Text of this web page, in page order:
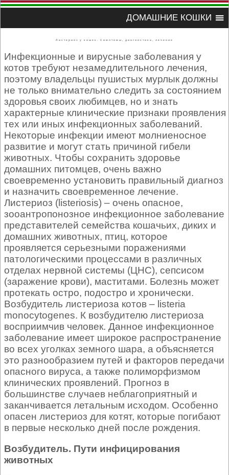
ДОМАШНИЕ КОШКИ
Листериоз у кошек. Симптомы, диагностика, лечение
Инфекционные и вирусные заболевания у
котов требуют незамедлительного лечения,
поэтому владельцы пушистых мурлык должны
не только внимательно следить за состоянием
здоровья своих любимцев, но и знать
характерные клинические признаки проявления
тех или иных инфекционных заболеваний.
Некоторые инфекции имеют молниеносное
развитие и могут стать причиной гибели
животных. Чтобы сохранить здоровье
домашних питомцев, очень важно
своевременно установить правильный диагноз
и назначить своевременное лечение.
Листериоз (listeriosis) – очень опасное,
зооантропонозное инфекционное заболевание
представителей семейства кошачьих, диких и
домашних животных, птиц, которое
проявляется серьезными поражениями
патологическими процессами в различных
отделах нервной системы (ЦНС), сепсисом
(заражение крови), маститами. Болезнь может
протекать остро, подостро и хронически.
Возбудитель листериоза котов – listeria
monocytogenes. К возбудителю листериоза
восприимчив человек. Данное инфекционное
заболевание имеет широкое распространение
во всех уголках земного шара, а объясняется
это разнообразием путей и факторов передачи
опасного вируса, а также полиморфизмом
клинических проявлений. Прогноз в
большинстве случаев неблагоприятный и
заканчивается летальным исходом. Особенно
опасен листериоз для котят, которые погибают
в первые несколько дней после рождения.
Возбудитель. Пути инфицирования
животных